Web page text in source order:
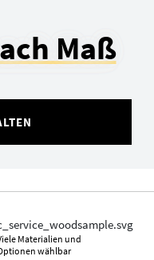
Maß
Materialien und
wählbar